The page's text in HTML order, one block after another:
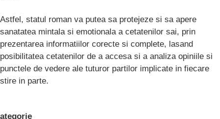
Astfel, statul roman va putea sa protejeze si sa apere
sanatatea mintala si emotionala a cetatenilor sai, prin
prezentarea informatiilor corecte si complete, lasand
posibilitatea cetatenilor de a accesa si a analiza opiniile si
punctele de vedere ale tuturor partilor implicate in fiecare
stire in parte.